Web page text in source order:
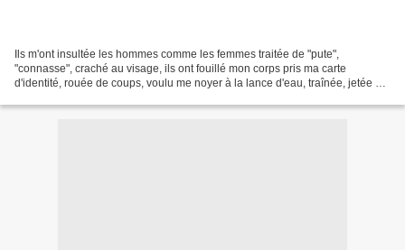
Ils m'ont insultée les hommes comme les femmes traitée de "pute",
"connasse", craché au visage, ils ont fouillé mon corps pris ma carte
d'identité, rouée de coups, voulu me noyer à la lance d'eau, traînée, jetée sur